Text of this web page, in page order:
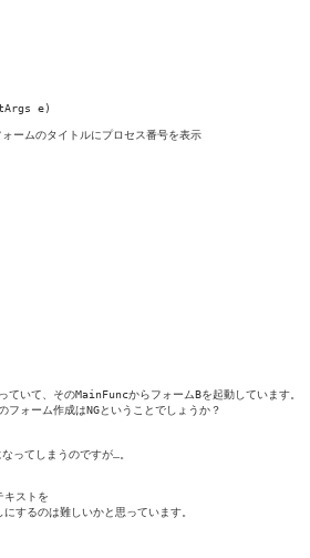
いて、そのMainFuncからフォームBを起動しています。
ォーム作成はNGということでしょうか？
ってしまうのですが…。
キストを
するのは難しいかと思っています。